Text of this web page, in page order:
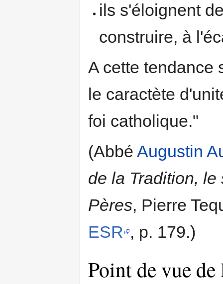
ils s'éloignent
construire, à
A cette tendance
le caractète
foi catholique."
(Abbé Augustin
de la Tradition,
Pères, Pierre
ESR , p. 179.)
Point de vue